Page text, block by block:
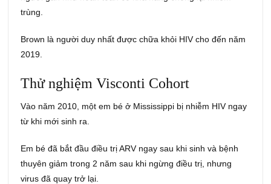
trùng.
Brown là người duy nhất được chữa khỏi HIV cho đến năm
2019.
Thử nghiệm Visconti Cohort
Vào năm 2010, một em bé ở Mississippi bị nhiễm HIV ngay
từ khi mới sinh ra.
Em bé đã bắt đầu điều trị ARV ngay sau khi sinh và bệnh
thuyên giảm trong 2 năm sau khi ngừng điều trị, nhưng
virus đã quay trở lại.